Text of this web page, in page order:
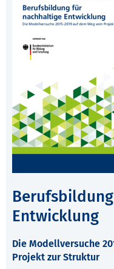
Entwicklung
Die Modellversuche
Projekt zur Struktur